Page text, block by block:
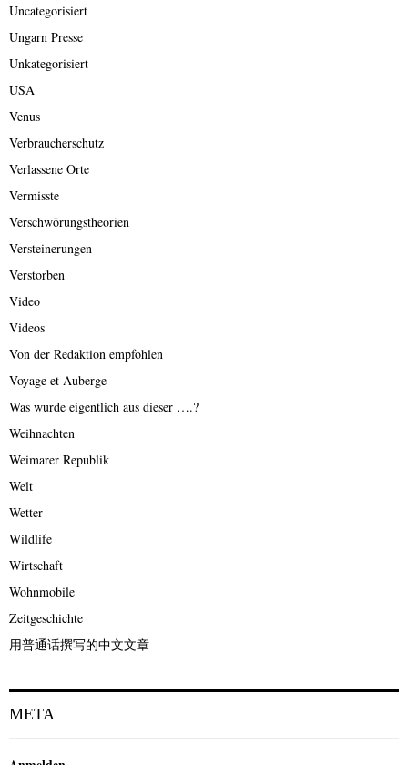
Uncategorisiert
Ungarn Presse
Unkategorisiert
USA
Venus
Verbraucherschutz
Verlassene Orte
Vermisste
Verschwörungstheorien
Versteinerungen
Verstorben
Video
Videos
Von der Redaktion empfohlen
Voyage et Auberge
Was wurde eigentlich aus dieser ….?
Weihnachten
Weimarer Republik
Welt
Wetter
Wildlife
Wirtschaft
Wohnmobile
Zeitgeschichte
用普通话撰写的中文文章
META